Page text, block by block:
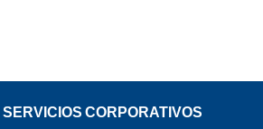
SERVICIOS CORPORATIVOS